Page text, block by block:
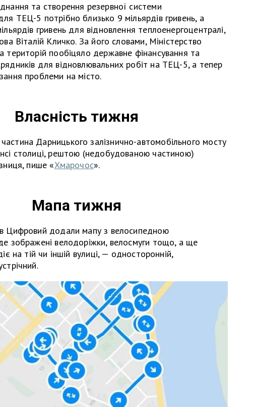
та створення резервної системи
ТЕЦ-5 потрібно близько 9 мільярдів гривень, а
гривень для відновлення теплоенергоцентралі,
Віталій Кличко. За його словами, Міністерство
територій пообіцяло державне фінансування та
для відновлювальних робіт на ТЕЦ-5, а тепер
проблеми на місто.
Власність тижня
Дарницького залізнично-автомобільного мосту
столиці, рештою (недобудованою частиною)
пише «Хмарочос».
Мапа тижня
Цифровий додали мапу з велосипедною
зображені велодоріжки, велосмуги тощо, а ще
на тій чи іншій вулиці, — односторонній,